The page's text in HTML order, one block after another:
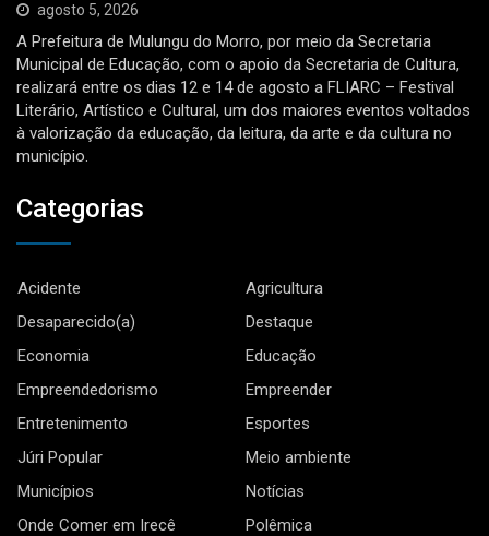
agosto 5, 2026
A Prefeitura de Mulungu do Morro, por meio da Secretaria
Municipal de Educação, com o apoio da Secretaria de Cultura,
realizará entre os dias 12 e 14 de agosto a FLIARC – Festival
Literário, Artístico e Cultural, um dos maiores eventos voltados
à valorização da educação, da leitura, da arte e da cultura no
município.
Categorias
Acidente
Agricultura
Desaparecido(a)
Destaque
Economia
Educação
Empreendedorismo
Empreender
Entretenimento
Esportes
Júri Popular
Meio ambiente
Municípios
Notícias
Onde Comer em Irecê
Polêmica